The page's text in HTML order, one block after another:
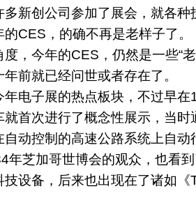
多新创公司参加了展会，就各
CES，的确不再是老样子了。
，今年的CES，仍然是一些“
前就已经问世或者存在了。
年电子展的热点板块，不过早
就首次进行了概念性展示，当
自动控制的高速公路系统上自动
年芝加哥世博会的观众，也看
技设备，后来也出现在了诸如